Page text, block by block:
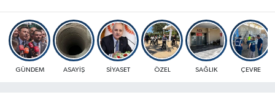
GÜNDEM ASAYİŞ SİYASET ÖZEL SAĞLIK ÇEVRE
Mersin Trafik Yoğunluk Haritası
Süper Lig Puan Durumu ve Fikstür